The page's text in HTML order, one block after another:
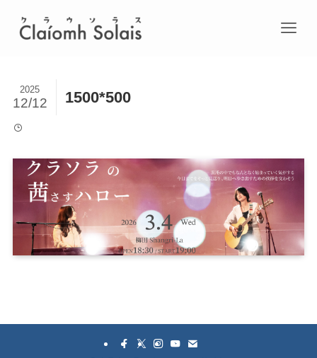
1500*500
2025
12/12